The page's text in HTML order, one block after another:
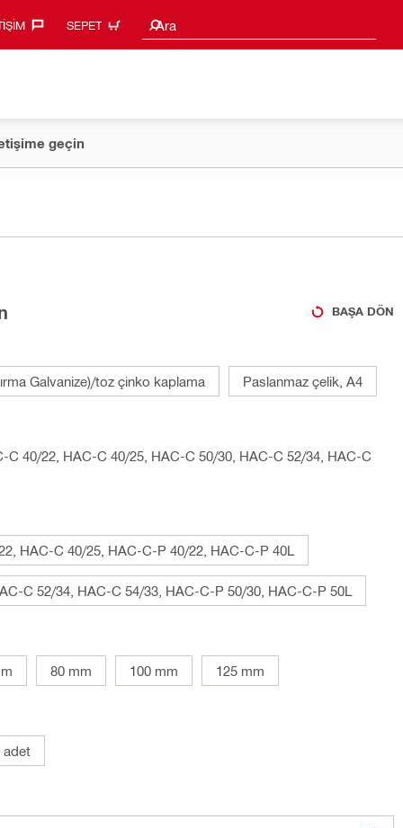
SEPET Ara
Arama Önerileri
geçin
BAŞA DÖN
Galvanize)/toz çinko kaplama
Paslanmaz çelik, A4
C 40/22, HAC-C 40/25, HAC-C 50/30, HAC-C 52/34, HAC-C
HAC-C 40/25, HAC-C-P 40/22, HAC-C-P 40L
C 52/34, HAC-C 54/33, HAC-C-P 50/30, HAC-C-P 50L
80 mm 100 mm 125 mm
adet